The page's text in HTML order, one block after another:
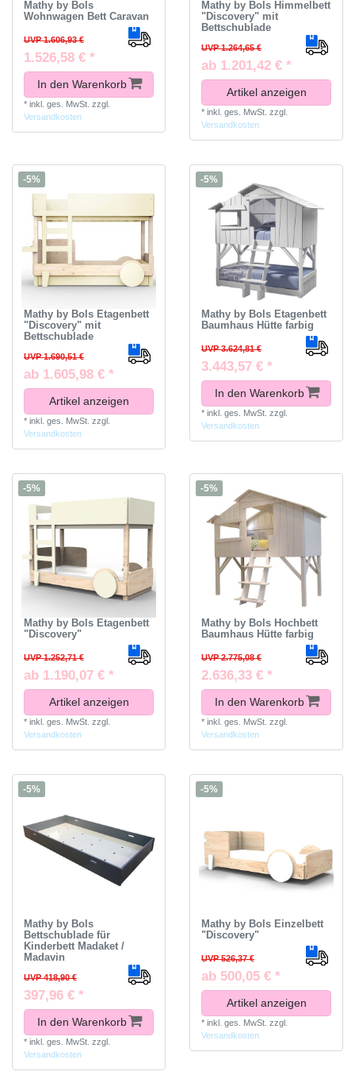
Mathy by Bols
Wohnwagen Bett Caravan
UVP 1.606,93 €
1.526,58 € *
In den Warenkorb
* inkl. ges. MwSt. zzgl.
Versandkosten
Mathy by Bols Himmelbett
"Discovery" mit
Bettschublade
UVP 1.264,65 €
ab 1.201,42 € *
Artikel anzeigen
* inkl. ges. MwSt. zzgl.
Versandkosten
-5%
Mathy by Bols Etagenbett
"Discovery" mit
Bettschublade
UVP 1.690,51 €
ab 1.605,98 € *
Artikel anzeigen
* inkl. ges. MwSt. zzgl.
Versandkosten
-5%
Mathy by Bols Etagenbett
Baumhaus Hütte farbig
UVP 3.624,81 €
3.443,57 € *
In den Warenkorb
* inkl. ges. MwSt. zzgl.
Versandkosten
-5%
Mathy by Bols Etagenbett
"Discovery"
UVP 1.252,71 €
ab 1.190,07 € *
Artikel anzeigen
* inkl. ges. MwSt. zzgl.
Versandkosten
-5%
Mathy by Bols Hochbett
Baumhaus Hütte farbig
UVP 2.775,08 €
2.636,33 € *
In den Warenkorb
* inkl. ges. MwSt. zzgl.
Versandkosten
-5%
Mathy by Bols
Bettschublade für
Kinderbett Madaket /
Madavin
UVP 418,90 €
397,96 € *
In den Warenkorb
* inkl. ges. MwSt. zzgl.
Versandkosten
-5%
Mathy by Bols Einzelbett
"Discovery"
UVP 526,37 €
ab 500,05 € *
Artikel anzeigen
* inkl. ges. MwSt. zzgl.
Versandkosten